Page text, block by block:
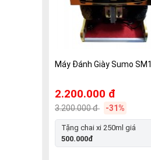
Máy Đánh Giày Sumo SM1
2.200.000 đ
3.200.000 đ -31%
Tặng chai xi 250ml giá
500.000đ